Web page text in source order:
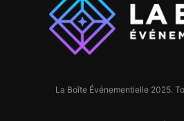
La Boîte Événementielle 2025.